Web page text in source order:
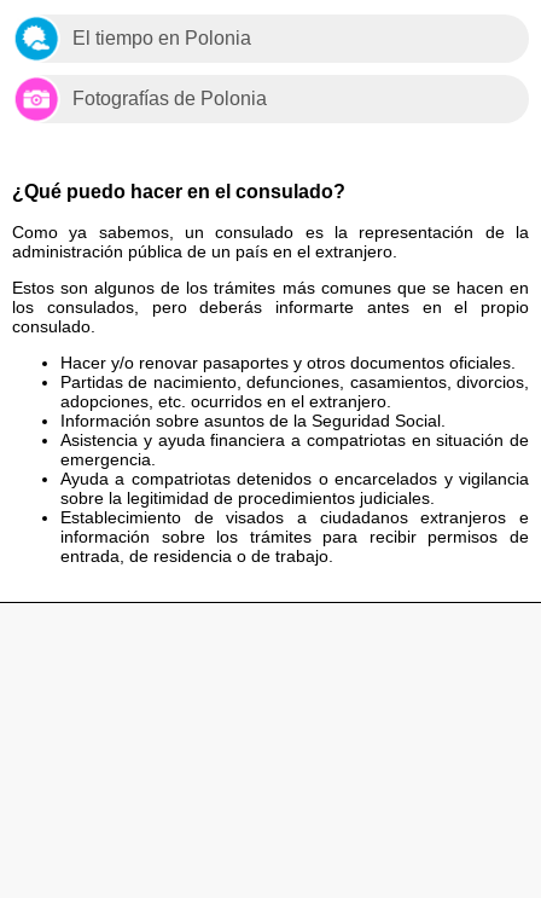
El tiempo en Polonia
Fotografías de Polonia
¿Qué puedo hacer en el consulado?
Como ya sabemos, un consulado es la representación de la
administración pública de un país en el extranjero.
Estos son algunos de los trámites más comunes que se hacen en
los consulados, pero deberás informarte antes en el propio
consulado.
Hacer y/o renovar pasaportes y otros documentos oficiales.
Partidas de nacimiento, defunciones, casamientos, divorcios,
adopciones, etc. ocurridos en el extranjero.
Información sobre asuntos de la Seguridad Social.
Asistencia y ayuda financiera a compatriotas en situación de
emergencia.
Ayuda a compatriotas detenidos o encarcelados y vigilancia
sobre la legitimidad de procedimientos judiciales.
Establecimiento de visados a ciudadanos extranjeros e
información sobre los trámites para recibir permisos de
entrada, de residencia o de trabajo.